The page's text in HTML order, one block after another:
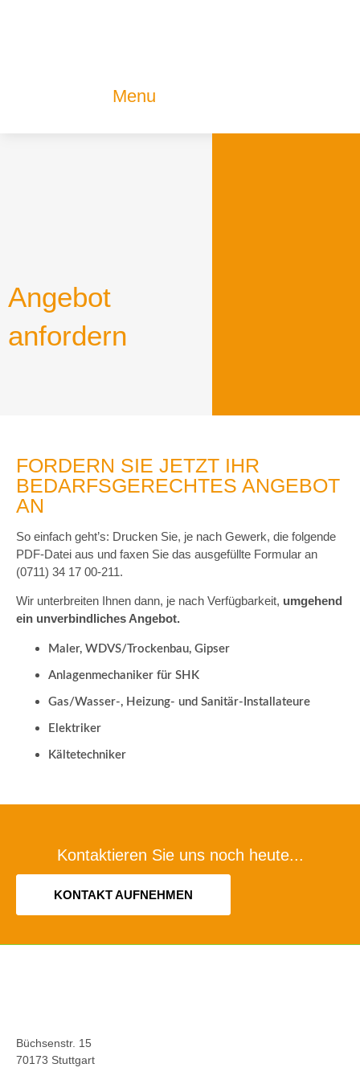
Menu
Angebot
anfordern
FORDERN SIE JETZT IHR
BEDARFSGERECHTES ANGEBOT
AN
So einfach geht’s: Drucken Sie, je nach Gewerk, die folgende
PDF-Datei aus und faxen Sie das ausgefüllte Formular an
(0711) 34 17 00-211.
Wir unterbreiten Ihnen dann, je nach Verfügbarkeit, umgehend
ein unverbindliches Angebot.
Maler, WDVS/Trockenbau, Gipser
Anlagenmechaniker für SHK
Gas/Wasser-, Heizung- und Sanitär-Installateure
Elektriker
Kältetechniker
Kontaktieren Sie uns noch heute...
KONTAKT AUFNEHMEN
Büchsenstr. 15
70173 Stuttgart